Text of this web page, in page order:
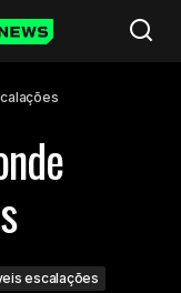
escalações